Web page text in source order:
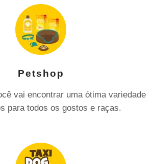
Petshop
vai encontrar uma ótima variedade
para todos os gostos e raças.